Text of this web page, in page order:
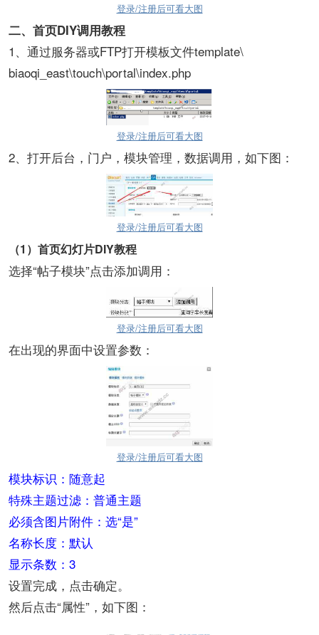
登录/注册后可看大图
二、 首页DIY调用教程
1 、通过服务器或FTP打开模板文件template\
biaoqi_east\touch\portal\index.php
登录/注册后可看大图
2、打开后台，门户，模块管理，数据调用，如下图：
登录/注册后可看大图
（1）首页幻灯片DIY教程
选择“帖子模块”点击添加调用：
登录/注册后可看大图
在出现的界面中设置参数：
登录/注册后可看大图
模块标识：随意起
特殊主题过滤：普通主题
必须含图片附件：选“是”
名称长度：默认
显示条数：3
设置完成，点击确定。
然后点击“属性”，如下图：